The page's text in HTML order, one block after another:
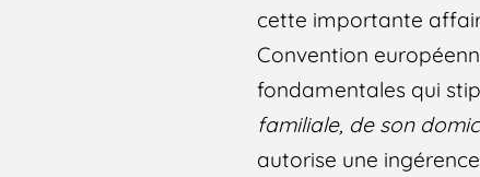
cette importante
Convention
fondamentales qui
familiale, de son
autorise une